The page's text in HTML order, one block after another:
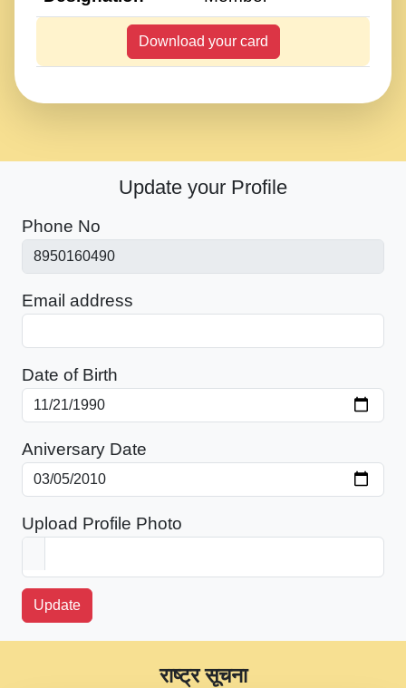
Download your card
Update your Profile
Phone No
Email address
Date of Birth
Aniversary Date
Upload Profile Photo
Update
राष्ट्र सूचना